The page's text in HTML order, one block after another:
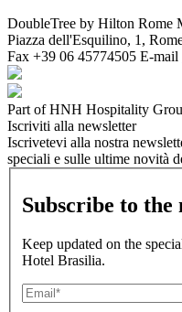
DoubleTree by Hilton Rome
Piazza dell'Esquilino, 1,
Fax +39 06 45774505 E-mail
Part of HNH Hospitality
Iscriviti alla newsletter
Iscrivetevi alla nostra
speciali e sulle ultime novità
Subscribe to the
Keep updated on the
Hotel Brasilia.